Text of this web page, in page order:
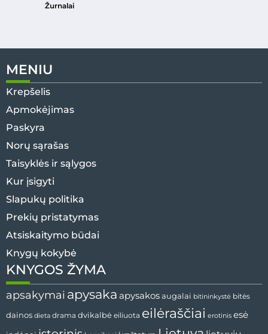
Žurnalai
MENIU
Krepšelis
Apmokėjimas
Paskyra
Norų sąrašas
Taisyklės ir sąlygos
Kur įsigyti
Slapukų politika
Prekių pristatymas
Atsiskaitymo būdai
Knygų kokybė
KNYGOS ŽYMA
apsakymai apysaka apysakos augalai bitininkystė bitės
dainos dieta drama dvikalbė eiliuota eilėraščiai erotinis esė